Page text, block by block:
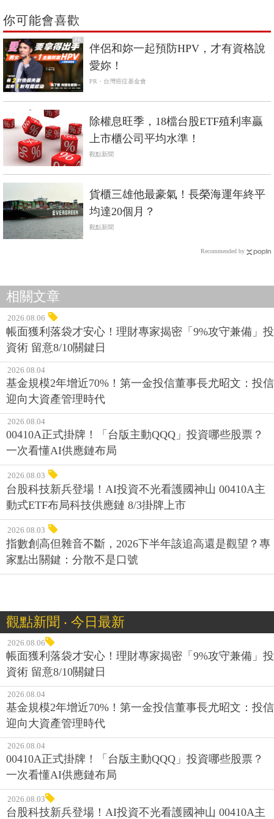
你可能會喜歡
PR
伴侶和妳一起預防HPV，才有資格說
愛妳！
PR・台灣癌症基金會
除權息旺季，18檔台股ETF殖利率贏
上市櫃公司平均水準！
觀點新聞
貨櫃三雄他最豪氣！長榮海運年終平
均達20個月？
觀點新聞
Recommended by
相關文章
2026.08.06
帳面獲利落袋才安心！理財專家揭密「9%攻守兼備」投
資術 留意8/10關鍵日
2026.08.04
基金規模2年增近70%！第一金投信董事長尤昭文：投信
迎向大資產管理時代
2026.08.04
00410A正式掛牌！「台版主動QQQ」投資哪些股票？
一次看懂AI供應鏈布局
2026.08.03
台股科技新兵登場！AI投資不光看護國神山 00410A主
動式ETF布局科技供應鏈 8/3掛牌上市
2026.08.03
指數創高但雜音不斷，2026下半年該追高還是觀望？專
家點出關鍵：分散不是口號
觀點新聞 ‧ 今日最新
2026.08.06
帳面獲利落袋才安心！理財專家揭密「9%攻守兼備」投
資術 留意8/10關鍵日
2026.08.04
基金規模2年增近70%！第一金投信董事長尤昭文：投信
迎向大資產管理時代
2026.08.04
00410A正式掛牌！「台版主動QQQ」投資哪些股票？
一次看懂AI供應鏈布局
2026.08.03
台股科技新兵登場！AI投資不光看護國神山 00410A主